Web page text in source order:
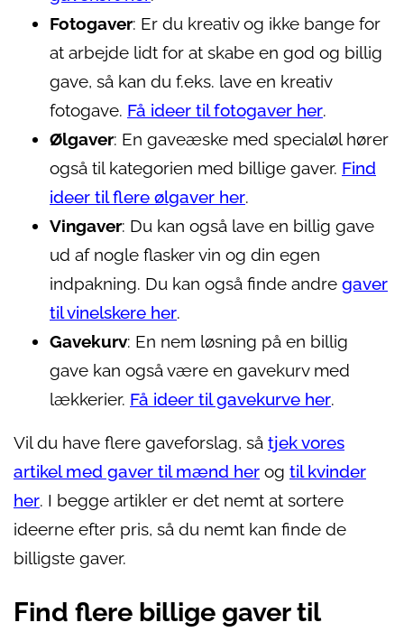
Fotogaver: Er du kreativ og ikke bange for
at arbejde lidt for at skabe en god og billig
gave, så kan du f.eks. lave en kreativ
fotogave. Få ideer til fotogaver her.
Ølgaver: En gaveæske med specialøl hører
også til kategorien med billige gaver. Find
ideer til flere ølgaver her.
Vingaver: Du kan også lave en billig gave
ud af nogle flasker vin og din egen
indpakning. Du kan også finde andre gaver
til vinelskere her.
Gavekurv: En nem løsning på en billig
gave kan også være en gavekurv med
lækkerier. Få ideer til gavekurve her.
Vil du have flere gaveforslag, så tjek vores
artikel med gaver til mænd her og til kvinder
her. I begge artikler er det nemt at sortere
ideerne efter pris, så du nemt kan finde de
billigste gaver.
Find flere billige gaver til